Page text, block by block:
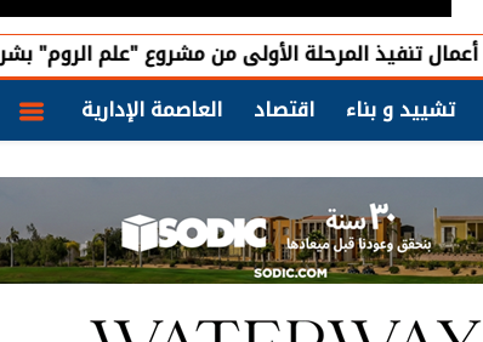
المرحلة الأولى من مشروع "علم الروم" بشراكة مصرية
تشييد و بناء اقتصاد العاصمة الإدارية